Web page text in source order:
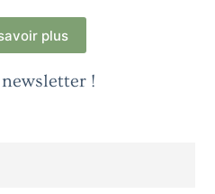
plus
!